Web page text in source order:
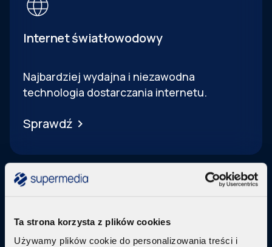
Ta strona korzysta z plików cookies
Używamy plików cookie do personalizowania treści i
Internet światłowodowy
Najbardziej wydajna i niezawodna
technologia dostarczania internetu.
Sprawdź
Telewizja Replay